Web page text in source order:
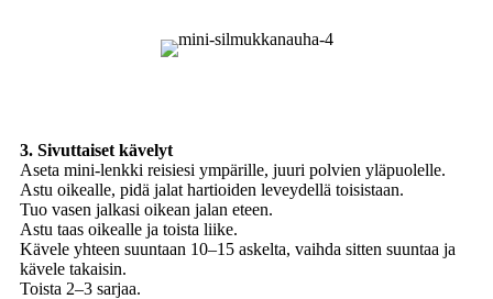
3. Sivuttaiset kävelyt
Aseta mini-lenkki reisiesi ympärille, juuri polvien yläpuolelle.
Astu oikealle, pidä jalat hartioiden leveydellä toisistaan.
Tuo vasen jalkasi oikean jalan eteen.
Astu taas oikealle ja toista liike.
Kävele yhteen suuntaan 10–15 askelta, vaihda sitten suuntaa ja
kävele takaisin.
Toista 2–3 sarjaa.